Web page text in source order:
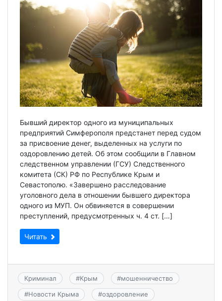
Бывший директор одного из муниципальных
предприятий Симферополя предстанет перед судом
за присвоение денег, выделенных на услуги по
оздоровлению детей. Об этом сообщили в Главном
следственном управлении (ГСУ) Следственного
комитета (СК) РФ по Республике Крым и
Севастополю. «Завершено расследование
уголовного дела в отношении бывшего директора
одного из МУП. Он обвиняется в совершении
преступлений, предусмотренных ч. 4 ст. […]
Читать
Криминал #Крым #мошенничество
#Новости Крыма #оздоровление